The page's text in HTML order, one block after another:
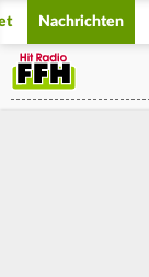
Nachrichten